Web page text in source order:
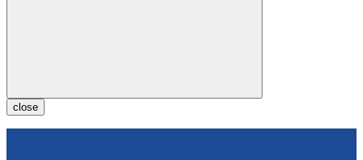
close